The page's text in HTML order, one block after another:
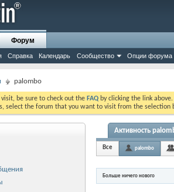
Форум
Справка Календарь Сообщество Опции форума
palombo
be sure to check out the FAQ by clicking the link
select the forum that you want to visit from the selection
Активность
Все palombo
Больше ничего нового